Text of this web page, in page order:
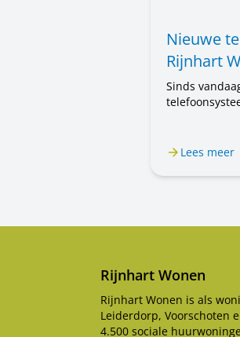
Nieuwe
Rijnhart
Sinds
steeds met
zijn.
Lees meer
Rijnhart Wonen
Rijnhart Wonen is als
Leiderdorp, Voorschoten
4.500 sociale